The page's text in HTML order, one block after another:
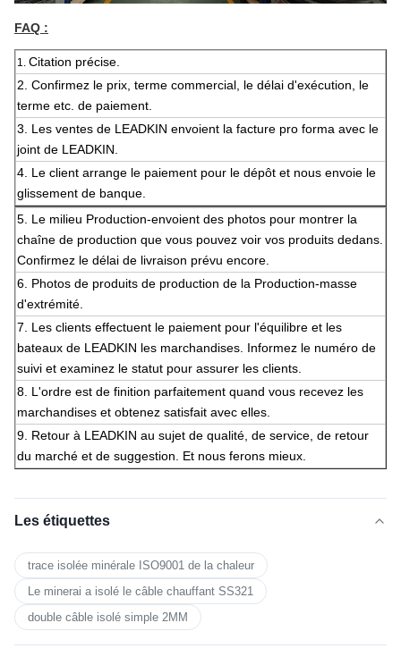
FAQ :
1. Citation précise.
2. Confirmez le prix, terme commercial, le délai d'exécution, le
terme etc. de paiement.
3. Les ventes de LEADKIN envoient la facture pro forma avec le
joint de LEADKIN.
4. Le client arrange le paiement pour le dépôt et nous envoie le
glissement de banque.
5. Le milieu Production-envoient des photos pour montrer la
chaîne de production que vous pouvez voir vos produits dedans.
Confirmez le délai de livraison prévu encore.
6. Photos de produits de production de la Production-masse
d'extrémité.
7. Les clients effectuent le paiement pour l'équilibre et les
bateaux de LEADKIN les marchandises. Informez le numéro de
suivi et examinez le statut pour assurer les clients.
8. L'ordre est de finition parfaitement quand vous recevez les
marchandises et obtenez satisfait avec elles.
9. Retour à LEADKIN au sujet de qualité, de service, de retour
du marché et de suggestion. Et nous ferons mieux.
Les étiquettes
trace isolée minérale ISO9001 de la chaleur
Le minerai a isolé le câble chauffant SS321
double câble isolé simple 2MM